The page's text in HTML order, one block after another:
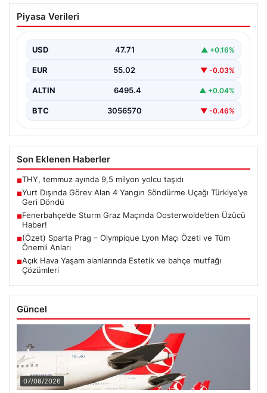
Yurt Dışında Görev Alan 4 Yangın
Söndürme Uçağı Türkiye’ye Geri Döndü
göre, yaz boyunca İspanya ve Fransa’da çıkan orman…
Piyasa Verileri
USD 47.71 ▲ +0.16%
EUR 55.02 ▼ -0.03%
ALTIN 6495.4 ▲ +0.04%
BTC 3056570 ▼ -0.46%
Son Eklenen Haberler
■THY, temmuz ayında 9,5 milyon yolcu taşıdı
■Yurt Dışında Görev Alan 4 Yangın Söndürme Uçağı Türkiye’ye
Geri Döndü
■Fenerbahçe’de Sturm Graz Maçında Oosterwolde’den Üzücü
Haber!
■(Özet) Sparta Prag – Olympique Lyon Maçı Özeti ve Tüm
Önemli Anları
■Açık Hava Yaşam alanlarında Estetik ve bahçe mutfağı
Çözümleri
Güncel
07/08/2026